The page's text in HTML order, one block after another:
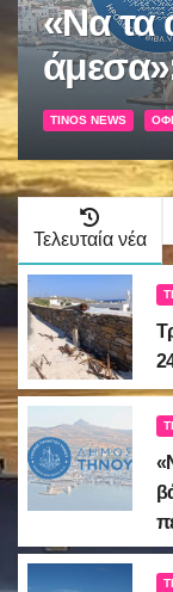
το
πού
TINOS NEWS
Τελευταία νέα